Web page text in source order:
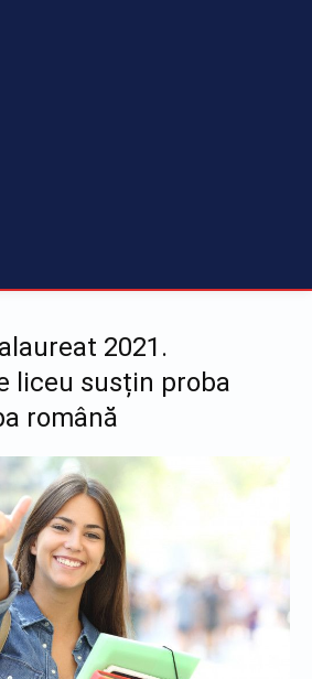
2021.
liceu susțin proba
română